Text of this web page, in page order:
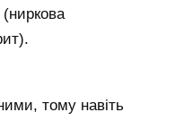
тому навіть